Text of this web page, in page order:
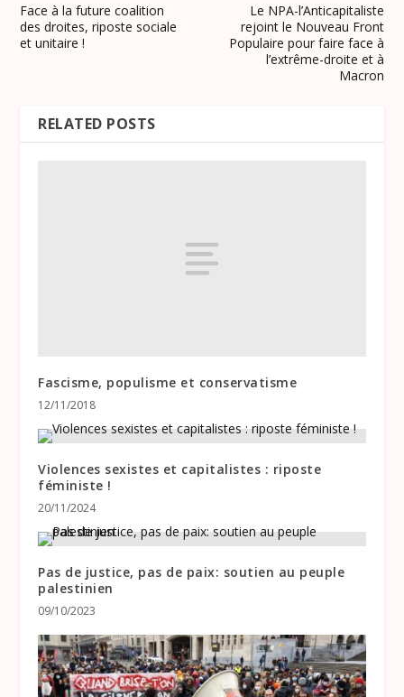
Face à la future coalition
des droites, riposte sociale
et unitaire !
Le NPA-l’Anticapitaliste
rejoint le Nouveau Front
Populaire pour faire face à
l’extrême-droite et à
Macron
RELATED POSTS
Fascisme, populisme et conservatisme
12/11/2018
Violences sexistes et capitalistes : riposte
féministe !
20/11/2024
Pas de justice, pas de paix: soutien au peuple
palestinien
09/10/2023